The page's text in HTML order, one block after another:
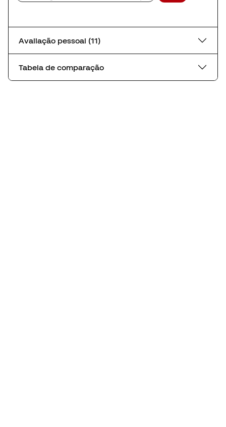
Avaliação pessoal (11)
Tabela de comparação